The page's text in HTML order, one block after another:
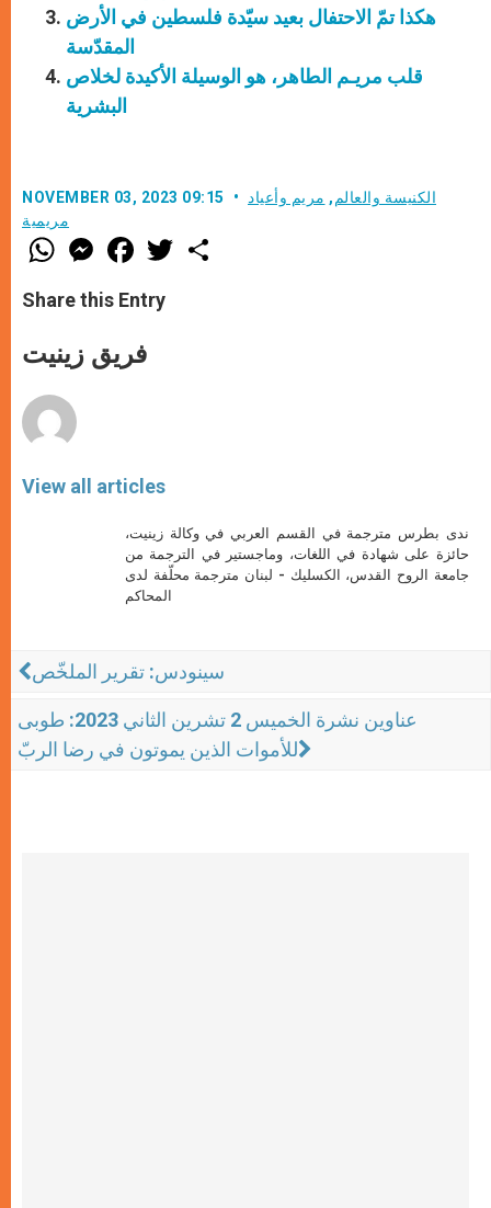
هكذا تمّ الاحتفال بعيد سيّدة فلسطين في الأرض
المقدّسة
قلب مريـم الطاهر، هو الوسيلة الأكيدة لخلاص
البشرية
NOVEMBER 03, 2023 09:15 الكنيسة والعالم , مريم وأعياد
مريمية
W
h
t
s
p
p
M
e
s
e
g
e
F
a
e
b
o
k
w
Share this Entry
فريق زينيت
View all articles
ندى بطرس مترجمة في القسم العربي في وكالة زينيت،
حائزة على شهادة في اللغات، وماجستير في الترجمة من
جامعة الروح القدس، الكسليك - لبنان مترجمة محلّفة لدى
المحاكم
سينودس: تقرير الملخّص
عناوين نشرة الخميس 2 تشرين الثاني 2023: طوبى
للأموات الذين يموتون في رضا الربّ